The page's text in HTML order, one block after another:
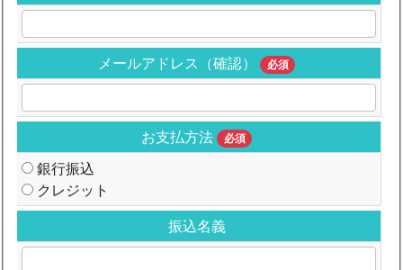
メールアドレス（確認） 必須
お支払方法 必須
銀行振込
クレジット
振込名義